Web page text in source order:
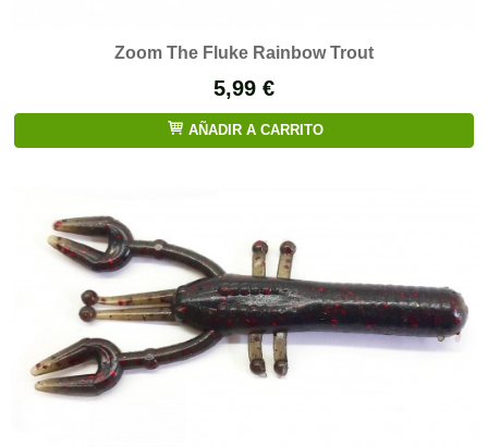
Zoom The Fluke Rainbow Trout
5,99 €
AÑADIR A CARRITO